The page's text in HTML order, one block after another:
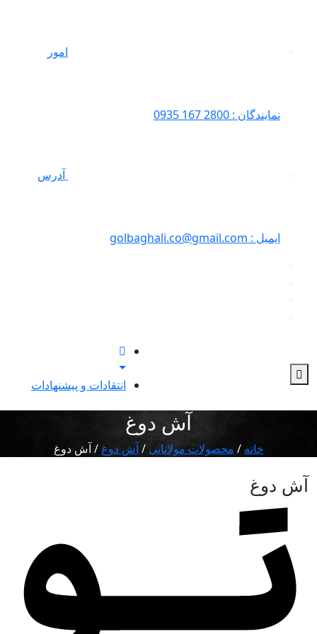
امور
نمایندگان : 2800 167 0935
آدرس
ایمیل : golbaghali.co@gmail.com
انتقادات و پیشنهادات
آش دوغ
خانه / محصولات مولانایی /آش دوغ / آش دوغ
آش دوغ